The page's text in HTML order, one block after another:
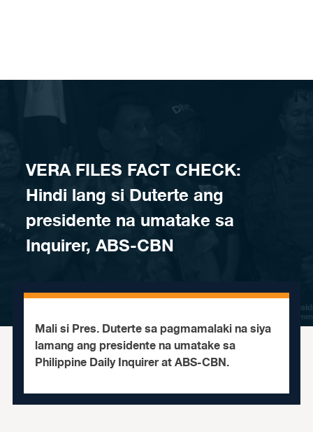
VERA FILES FACT CHECK:
Hindi lang si Duterte ang
presidente na umatake sa
Inquirer, ABS-CBN
Mali si Pres. Duterte sa pagmamalaki na siya
lamang ang presidente na umatake sa
Philippine Daily Inquirer at ABS-CBN.